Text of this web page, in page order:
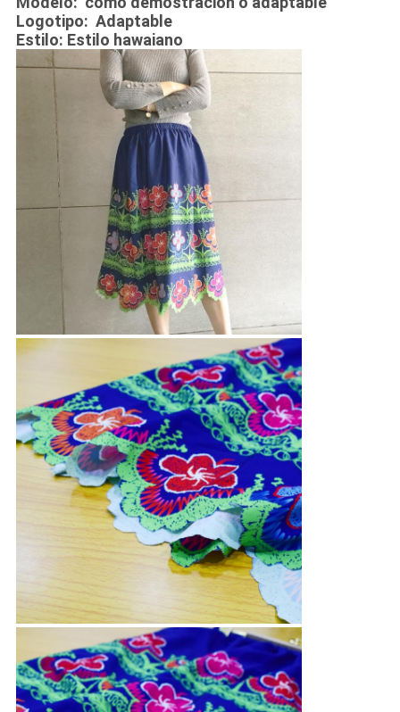
Logotipo: Adaptable
Estilo: Estilo hawaiano